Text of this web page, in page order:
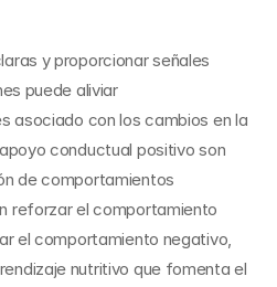
y proporcionar señales
puede aliviar
asociado con los cambios en la
conductual positivo son
de comportamientos
reforzar el comportamiento
el comportamiento negativo,
nutritivo que fomenta el